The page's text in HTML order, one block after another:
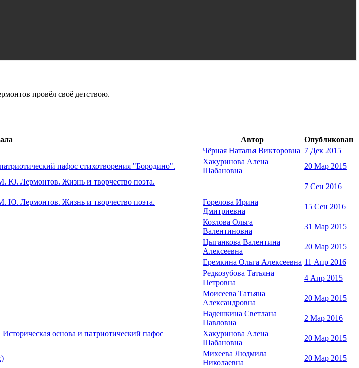
провёл своё детствою.
Автор
Опубликован
Чёрная Наталья Викторовна 7 Дек 2015
пафос стихотворения "Бородино".
Хакуринова Алена
Шабановна
20 Мар 2015
Ю. Лермонтов. Жизнь и творчество поэта.
7 Сен 2016
Ю. Лермонтов. Жизнь и творчество поэта.
Горелова Ирина
Дмитриевна
15 Сен 2016
Козлова Ольга
Валентиновна
31 Мар 2015
Цыганкова Валентина
Алексеевна
20 Мар 2015
Еремкина Ольга Алексеевна 11 Апр 2016
Редкозубова Татьяна
Петровна
4 Апр 2015
Моисеева Татьяна
Александровна
20 Мар 2015
Надешкина Светлана
Павловна
2 Мар 2016
основа и патриотический пафос
Хакуринова Алена
Шабановна
20 Мар 2015
Михеева Людмила
Николаевна
20 Мар 2015